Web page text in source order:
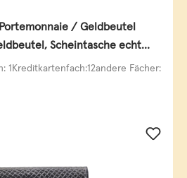
/ Geldbeutel
Scheintasche echt
1Kreditkartenfach:12andere Fächer: